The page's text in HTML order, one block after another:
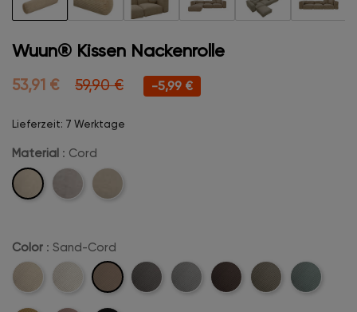
Wuun® Kissen Nackenrolle
53,91 € 59,90 € -5,99 €
Lieferzeit: 7 Werktage
Material : Cord
Cord Velvet Boucle
Color : Sand-Cord
Beige-
Creme-Sand-
Cord
Anthrazit-Hellgrau-Dunkelbraun-
Khaki-
Mintgreen-